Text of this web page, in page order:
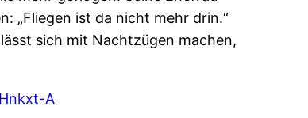
„Fliegen ist da nicht mehr drin.“
sich mit Nachtzügen machen,
A